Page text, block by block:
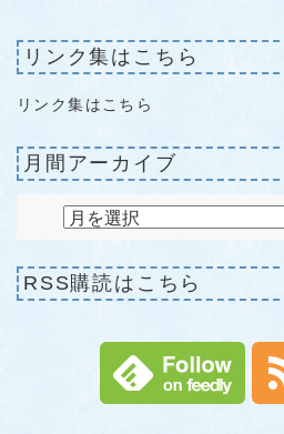
リンク集はこちら
リンク集はこちら
月間アーカイブ
RSS購読はこちら